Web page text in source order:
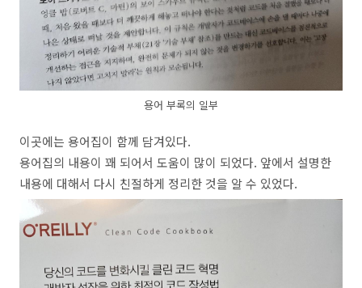
용어 부록의 일부
이곳에는 용어집이 함께 담겨있다.
용어집의 내용이 꽤 되어서 도움이 많이 되었다. 앞에서 설명한
내용에 대해서 다시 친절하게 정리한 것을 알 수 있었다.